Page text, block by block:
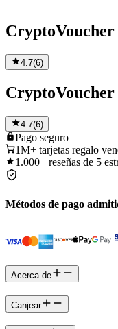
4.7(6)
4.7(6)
Pago seguro
1M+ tarjetas regalo
1.000+ reseñas de 5
Métodos de pago
Acerca de
Canjear